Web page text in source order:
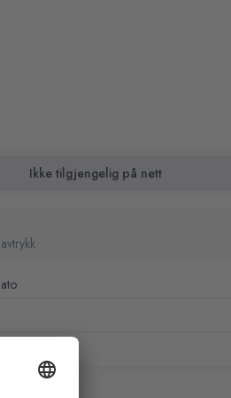
Ikke tilgjengelig på nett